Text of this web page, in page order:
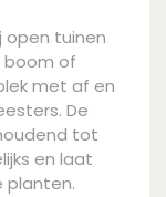
open tuinen
boom of
met af en
De
tot
en laat
planten.